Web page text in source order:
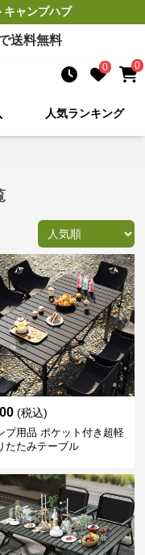
キャンプハブ
送料無料
0 0
人気ランキング
(税込)
プ用品 ポケット付き超軽
たたみテーブル